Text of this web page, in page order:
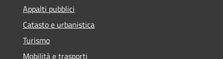
Appalti pubblici
Catasto e urbanistica
Turismo
Mobilità e trasporti